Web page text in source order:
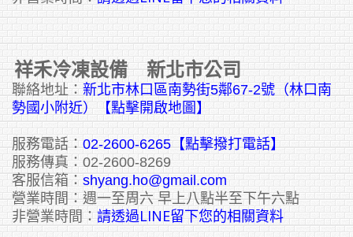
祥禾冷凍設備 新北市公司
聯絡地址： 新北市林口區南勢街5鄰67-2號（林口南
勢國小附近）【點擊開啟地圖】
服務電話： 02-2600-6265 【點擊撥打電話】
服務傳真：02-2600-8269
客服信箱： shyang.ho@gmail.com
營業時間：週一至周六 早上八點半至下午六點
非營業時間： 請透過LINE留下您的相關資料